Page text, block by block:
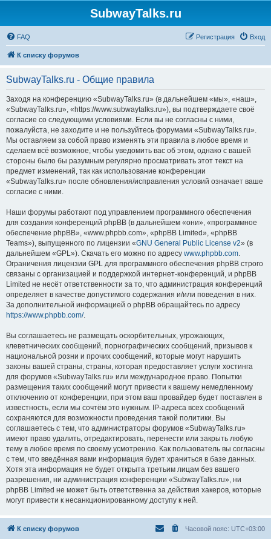
SubwayTalks.ru
FAQ Вход
Регистрация
К списку форумов
SubwayTalks.ru - Общие правила
Заходя на конференцию «SubwayTalks.ru» (в дальнейшем «мы», «наш»,
«SubwayTalks.ru», «https://www.subwaytalks.ru»), вы подтверждаете своё
согласие со следующими условиями. Если вы не согласны с ними,
пожалуйста, не заходите и не пользуйтесь форумами «SubwayTalks.ru».
Мы оставляем за собой право изменять эти правила в любое время и
сделаем всё возможное, чтобы уведомить вас об этом, однако с вашей
стороны было бы разумным регулярно просматривать этот текст на
предмет изменений, так как использование конференции
«SubwayTalks.ru» после обновления/исправления условий означает ваше
согласие с ними.
Наши форумы работают под управлением программного обеспечения
для создания конференций phpBB (в дальнейшем «они», «программное
обеспечение phpBB», «www.phpbb.com», «phpBB Limited», «phpBB
Teams»), выпущенного по лицензии «GNU General Public License v2» (в
дальнейшем «GPL»). Скачать его можно по адресу www.phpbb.com.
Ограничения лицензии GPL для программного обеспечения phpBB строго
связаны с организацией и поддержкой интернет-конференций, и phpBB
Limited не несёт ответственности за то, что администрация конференций
определяет в качестве допустимого содержания и/или поведения в них.
За дополнительной информацией о phpBB обращайтесь по адресу
https://www.phpbb.com/.
Вы соглашаетесь не размещать оскорбительных, угрожающих,
клеветнических сообщений, порнографических сообщений, призывов к
национальной розни и прочих сообщений, которые могут нарушить
законы вашей страны, страны, которая предоставляет услуги хостинга
для форумов «SubwayTalks.ru» или международное право. Попытки
размещения таких сообщений могут привести к вашему немедленному
отключению от конференции, при этом ваш провайдер будет поставлен в
известность, если мы сочтём это нужным. IP-адреса всех сообщений
сохраняются для возможности проведения такой политики. Вы
соглашаетесь с тем, что администраторы форумов «SubwayTalks.ru»
имеют право удалить, отредактировать, перенести или закрыть любую
тему в любое время по своему усмотрению. Как пользователь вы согласны
с тем, что введённая вами информация будет храниться в базе данных.
Хотя эта информация не будет открыта третьим лицам без вашего
разрешения, ни администрация конференции «SubwayTalks.ru», ни
phpBB Limited не может быть ответственна за действия хакеров, которые
могут привести к несанкционированному доступу к ней.
К списку форумов Часовой пояс: UTC+03:00